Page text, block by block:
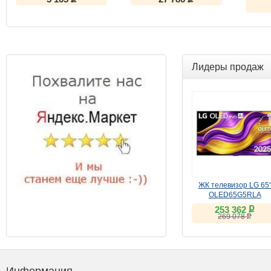
Лидеры продаж
ЖК телевизор LG 65"
OLED65G5RLA
253 362ք
269 078ք